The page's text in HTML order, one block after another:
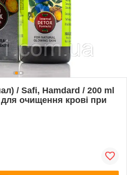
/ Safi, Hamdard / 200 ml
для очищення крові при